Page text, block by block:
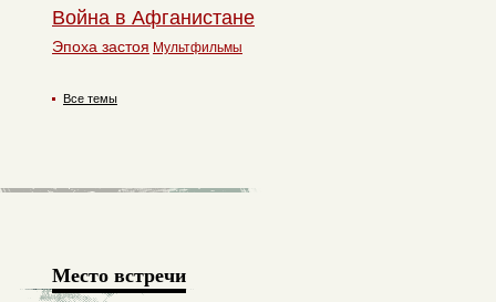
Война в Афганистане
Эпоха застоя Мультфильмы
Все темы
Место встречи